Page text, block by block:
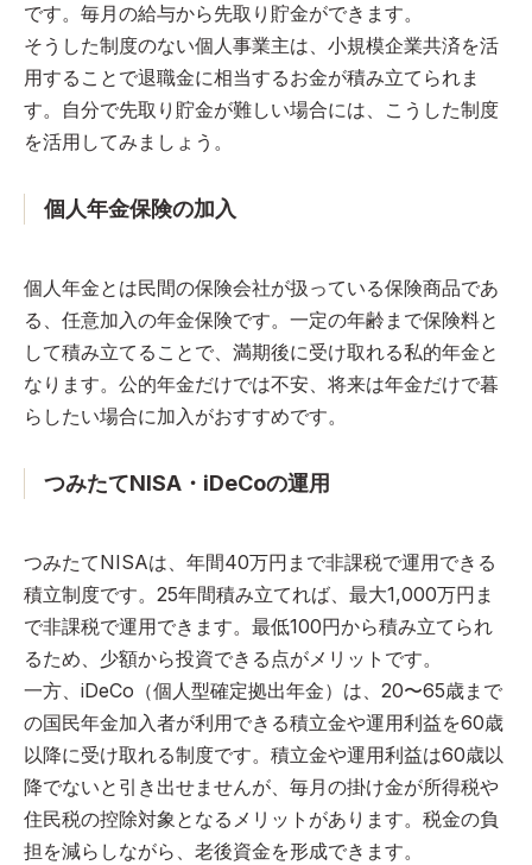
です。毎月の給与から先取り貯金ができます。
そうした制度のない個人事業主は、小規模企業共済を活
用することで退職金に相当するお金が積み立てられま
す。自分で先取り貯金が難しい場合には、こうした制度
を活用してみましょう。
個人年金保険の加入
個人年金とは民間の保険会社が扱っている保険商品であ
る、任意加入の年金保険です。一定の年齢まで保険料と
して積み立てることで、満期後に受け取れる私的年金と
なります。公的年金だけでは不安、将来は年金だけで暮
らしたい場合に加入がおすすめです。
つみたてNISA・iDeCoの運用
つみたてNISAは、年間40万円まで非課税で運用できる
積立制度です。25年間積み立てれば、最大1,000万円ま
で非課税で運用できます。最低100円から積み立てられ
るため、少額から投資できる点がメリットです。
一方、iDeCo（個人型確定拠出年金）は、20〜65歳まで
の国民年金加入者が利用できる積立金や運用利益を60歳
以降に受け取れる制度です。積立金や運用利益は60歳以
降でないと引き出せませんが、毎月の掛け金が所得税や
住民税の控除対象となるメリットがあります。税金の負
担を減らしながら、老後資金を形成できます。